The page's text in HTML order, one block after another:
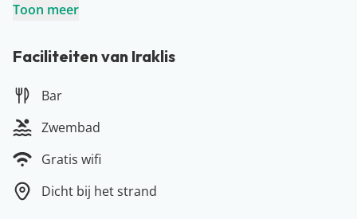
zwembad vinden jullie diverse ligbedjes, waar jullie van
luieren? Wandel naar het strand of ontdek de gezellige
verfrissend drankje of een lekkere snack kunnen jullie
ook terecht bij de snackbar van het complex. Genieten
Meer over Kreta
Hoewel veel Griekse eilanden vrij klein zijn, valt dat
Toon meer
Faciliteiten van Iraklis
Bar
Zwembad
Gratis wifi
Dicht bij het strand